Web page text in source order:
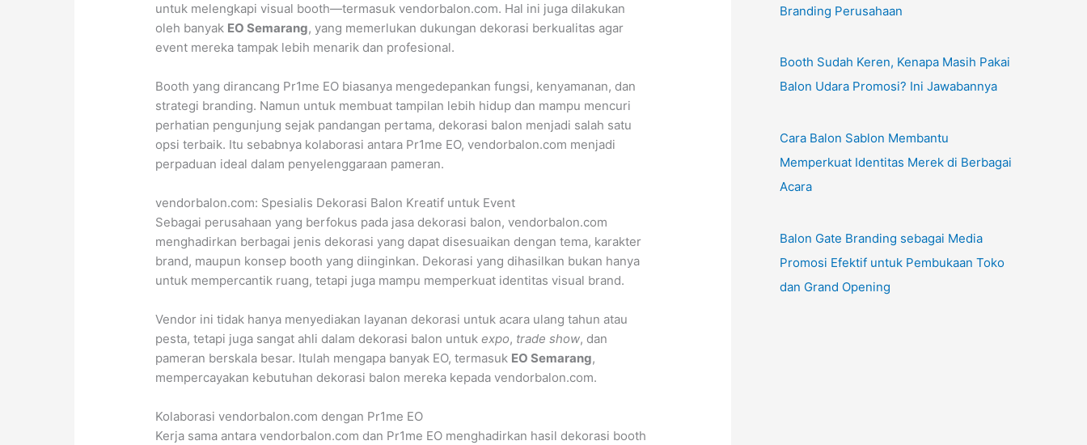
untuk melengkapi visual booth—termasuk vendorbalon.com. Hal ini juga dilakukan
oleh banyak EO Semarang, yang memerlukan dukungan dekorasi berkualitas agar
event mereka tampak lebih menarik dan profesional.
Booth yang dirancang Pr1me EO biasanya mengedepankan fungsi, kenyamanan, dan
strategi branding. Namun untuk membuat tampilan lebih hidup dan mampu mencuri
perhatian pengunjung sejak pandangan pertama, dekorasi balon menjadi salah satu
opsi terbaik. Itu sebabnya kolaborasi antara Pr1me EO, vendorbalon.com menjadi
perpaduan ideal dalam penyelenggaraan pameran.
vendorbalon.com: Spesialis Dekorasi Balon Kreatif untuk Event
Sebagai perusahaan yang berfokus pada jasa dekorasi balon, vendorbalon.com
menghadirkan berbagai jenis dekorasi yang dapat disesuaikan dengan tema, karakter
brand, maupun konsep booth yang diinginkan. Dekorasi yang dihasilkan bukan hanya
untuk mempercantik ruang, tetapi juga mampu memperkuat identitas visual brand.
Vendor ini tidak hanya menyediakan layanan dekorasi untuk acara ulang tahun atau
pesta, tetapi juga sangat ahli dalam dekorasi balon untukexpo, trade show, dan
pameran berskala besar. Itulah mengapa banyak EO, termasuk EO Semarang,
mempercayakan kebutuhan dekorasi balon mereka kepada vendorbalon.com.
Kolaborasi vendorbalon.com dengan Pr1me EO
Kerja sama antara vendorbalon.com dan Pr1me EO menghadirkan hasil dekorasi booth
Branding Perusahaan
Booth Sudah Keren, Kenapa Masih Pakai
Balon Udara Promosi? Ini Jawabannya
Cara Balon Sablon Membantu
Memperkuat Identitas Merek di Berbagai
Acara
Balon Gate Branding sebagai Media
Promosi Efektif untuk Pembukaan Toko
dan Grand Opening